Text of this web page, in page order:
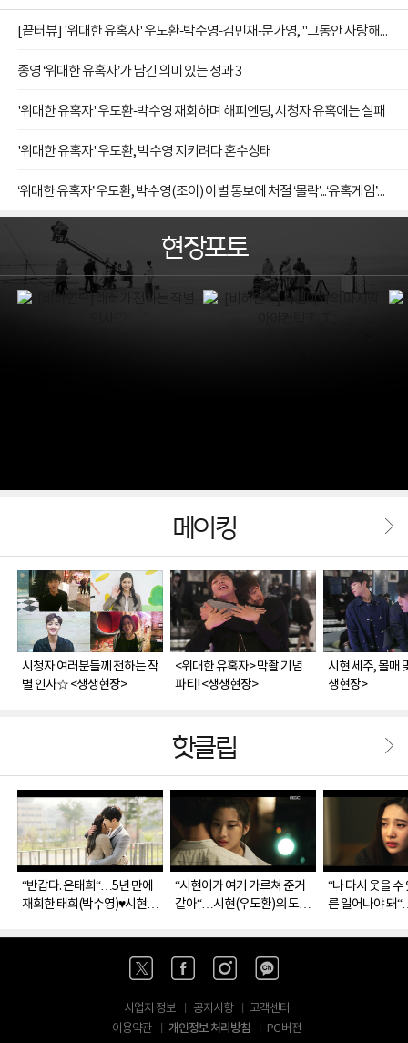
[끝터뷰] '위대한 유혹자' 우도환-박수영-김민재-문가영, "그동안 사랑해주셔서 감사드린다"
종영 ‘위대한 유혹자’가 남긴 의미 있는 성과 3
'위대한 유혹자' 우도환-박수영 재회하며 해피엔딩, 시청자 유혹에는 실패
'위대한 유혹자' 우도환, 박수영 지키려다 혼수상태
‘위대한 유혹자’ 우도환, 박수영(조이) 이별 통보에 처절 ‘몰락’...‘유혹게임’의 잔혹한 종료
현장포토
메이킹
시청자 여러분들께 전하는 작
별 인사☆ <생생현장>
<위대한 유혹자> 막촬 기념
파티! <생생현장>
시현 세주, 몰매
생현장>
핫클립
“반갑다. 은태희“…5년 만에
재회한 태희(박수영)♥시현
엔딩'
“시현이가 여기 가르쳐 준거
같아“…시현(우도환)의 도움
수지(문가영)
“나 다시 웃을 수
른 일어나야 돼
고 '눈물'
사업자 정보 공지사항
고객센터
이용약관
개인정보 처리방침 PC 버전